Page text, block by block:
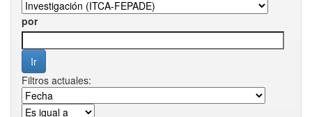
por
Filtros actuales: